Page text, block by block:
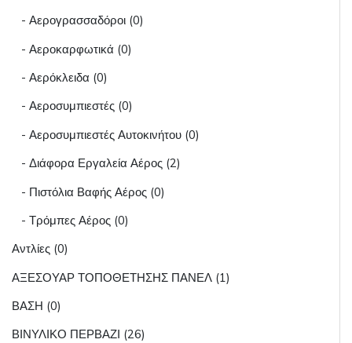
- Αερογρασσαδόροι (0)
- Αεροκαρφωτικά (0)
- Αερόκλειδα (0)
- Αεροσυμπιεστές (0)
- Αεροσυμπιεστές Αυτοκινήτου (0)
- Διάφορα Εργαλεία Αέρος (2)
- Πιστόλια Βαφής Αέρος (0)
- Τρόμπες Αέρος (0)
Αντλίες (0)
ΑΞΕΣΟΥΑΡ ΤΟΠΟΘΕΤΗΣΗΣ ΠΑΝΕΛ (1)
ΒΑΣΗ (0)
ΒΙΝΥΛΙΚΟ ΠΕΡΒΑΖΙ (26)